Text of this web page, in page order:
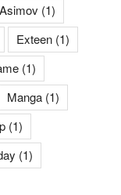
Asimov (1)
Exteen (1)
(1)
Manga (1)
(1)
(1)